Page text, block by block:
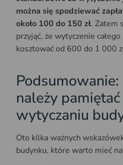
można się spodziewać
około 100 do 150 zł. Zatem
przyjąć, że wytyczenie
kosztować od 600 do 1 000
Podsumowanie:
należy
wytyczaniu
Oto kilka ważnych
budynku, które warto mieć